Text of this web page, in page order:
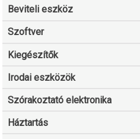
Beviteli eszköz
Szoftver
Kiegészítők
Irodai eszközök
Szórakoztató elektronika
Háztartás